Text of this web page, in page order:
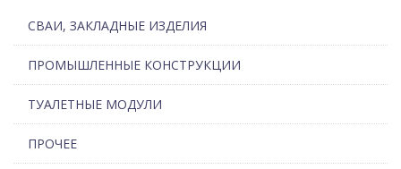
СВАИ, ЗАКЛАДНЫЕ ИЗДЕЛИЯ
ПРОМЫШЛЕННЫЕ КОНСТРУКЦИИ
ТУАЛЕТНЫЕ МОДУЛИ
ПРОЧЕЕ